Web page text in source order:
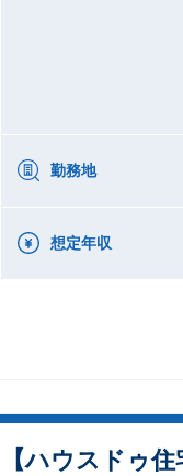
勤務地
想定年収
【ハウスドゥ